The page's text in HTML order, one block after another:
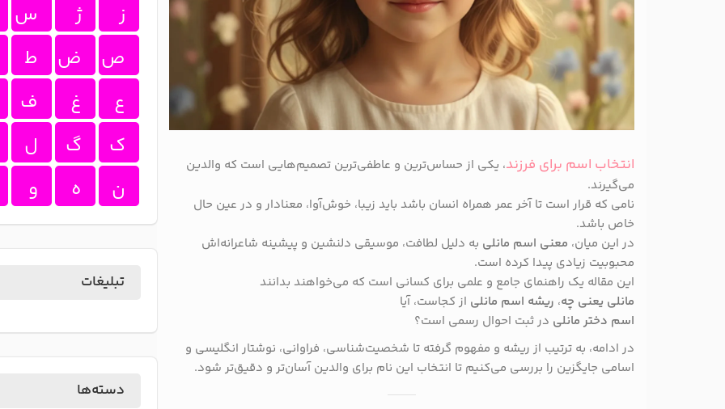
انتخاب اسم برای فرزند، یکی از حساس‌ترین و عاطفی‌ترین تصمیم‌هایی است که والدین
می‌گیرند.
نامی که قرار است تا آخر عمر همراه انسان باشد باید زیبا، خوش‌آوا، معنادار و در عین حال
خاص باشد.
در این میان، معنی اسم مانلی به دلیل لطافت، موسیقی دلنشین و پیشینه شاعرانه‌اش
محبوبیت زیادی پیدا کرده است.
این مقاله یک راهنمای جامع و علمی برای کسانی است که می‌خواهند بدانند
مانلی یعنی چه، ریشه اسم مانلی از کجاست، آیا
اسم دختر مانلی در ثبت احوال رسمی است؟
در ادامه، به ترتیب از ریشه و مفهوم گرفته تا شخصیت‌شناسی، فراوانی، نوشتار انگلیسی و
اسامی جایگزین را بررسی می‌کنیم تا انتخاب این نام برای والدین آسان‌تر و دقیق‌تر شود.
ز
ژ
س
ص
ض
ط
ع
غ
ف
ک
گ
ل
ن
ه و
تبلیغات
دسته‌ها